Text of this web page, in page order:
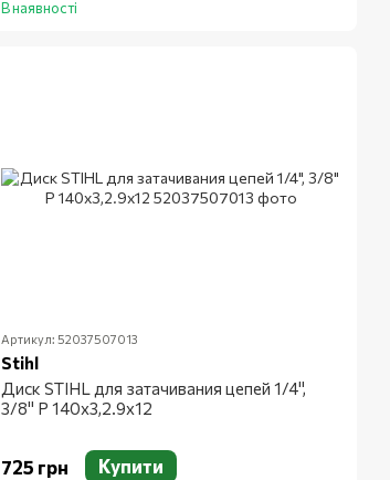
В наявності
Артикул: 52037507013
Stihl
Диск STIHL для затачивания цепей 1/4",
3/8" Р 140x3,2.9x12
725 грн Купити